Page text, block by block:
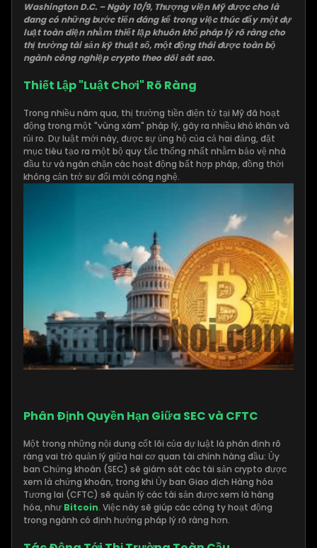
Washington D.C. – Ngày 10/9, Thượng viện Mỹ được cho là
đang có những bước tiến đáng kể trong việc thúc đẩy một dự
luật toàn diện nhằm thiết lập khuôn khổ pháp lý rõ ràng cho
thị trường tài sản kỹ thuật số, một động thái được toàn bộ
ngành công nghiệp crypto theo dõi sát sao.
Thiết Lập "Luật Chơi" Rõ Ràng
Trong nhiều năm qua, thị trường tiền điện tử tại Mỹ đã hoạt
động trong một "vùng xám" pháp lý, gây ra nhiều khó khăn và
rủi ro. Dự luật mới này, được sự ủng hộ của cả hai đảng, đặt
mục tiêu tạo ra một bộ quy tắc thống nhất nhằm bảo vệ nhà
đầu tư và ngăn chặn các hoạt động bất hợp pháp, đồng thời
không cản trở sự đổi mới công nghệ.
Phân Định Quyền Hạn Giữa SEC và CFTC
Một trong những nội dung cốt lõi của dự luật là phân định rõ
ràng vai trò quản lý giữa hai cơ quan tài chính hàng đầu: Ủy
ban Chứng khoán (SEC) sẽ giám sát các tài sản crypto được
xem là chứng khoán, trong khi Ủy ban Giao dịch Hàng hóa
Tương lai (CFTC) sẽ quản lý các tài sản được xem là hàng
hóa, như Bitcoin. Việc này sẽ giúp các công ty hoạt động
trong ngành có định hướng pháp lý rõ ràng hơn.